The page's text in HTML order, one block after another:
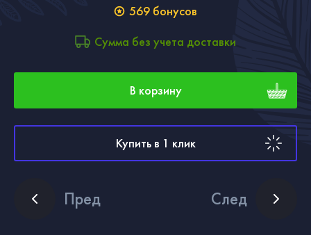
569 бонусов
Сумма без учета доставки
В корзину
Купить в 1 клик
Пред След